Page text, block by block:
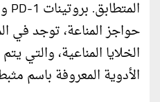
حواجز المناعة، توجد في
الخلايا المناعية، والتي
الأدوية المعروفة باسم